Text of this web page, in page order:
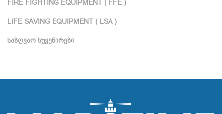
FIRE FIGHTING EQUIPMENT ( FFE )
LIFE SAVING EQUIPMENT ( LSA )
ᲡᲐᲖᲦᲕᲐᲝ ᲡᲣᲕᲔᲜᲘᲠᲔᲑᲘ